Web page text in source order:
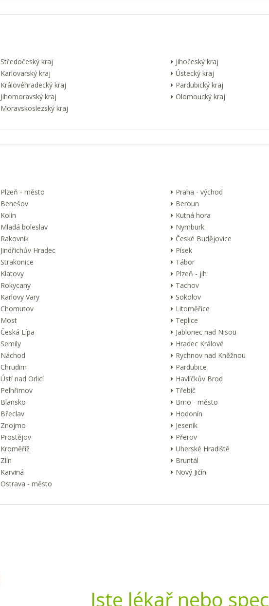
Středočeský kraj
Jihočeský kraj
Karlovarský kraj
Ústecký kraj
Královéhradecký kraj
Pardubický kraj
Jihomoravský kraj
Olomoucký kraj
Moravskoslezský kraj
Plzeň - město
Praha - východ
Benešov
Beroun
Kolín
Kutná hora
Mladá boleslav
Nymburk
Rakovník
České Budějovice
Jindřichův Hradec
Písek
Strakonice
Tábor
Klatovy
Plzeň - jih
Rokycany
Tachov
Karlovy Vary
Sokolov
Chomutov
Litoměřice
Most
Teplice
Česká Lípa
Jablonec nad Nisou
Semily
Hradec Králové
Náchod
Rychnov nad Kněžnou
Chrudim
Pardubice
Ústí nad Orlicí
Havlíčkův Brod
Pelhřimov
Třebíč
Blansko
Brno - město
Břeclav
Hodonín
Znojmo
Jeseník
Prostějov
Přerov
Kroměříž
Uherské Hradiště
Zlín
Bruntál
Karviná
Nový Jičín
Ostrava - město
Jste lékař nebo